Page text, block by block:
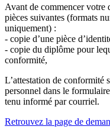
Avant de commencer votre
pièces suivantes (formats
uniquement) :
- copie d’une pièce
- copie du diplôme pour
conformité,
L’attestation de conformité
personnel dans le
tenu informé par courriel.
Retrouvez la page de